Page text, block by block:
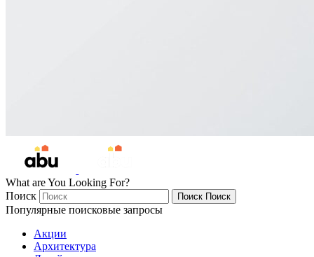
What are You Looking For?
Поиск
Поиск Поиск
Популярные поисковые запросы
Акции
Архитектура